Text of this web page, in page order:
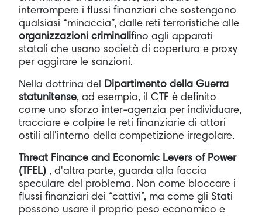
interrompere i flussi finanziari che sostengono
qualsiasi “minaccia”, dalle reti terroristiche alle
organizzazioni criminalifino agli apparati
statali che usano società di copertura e proxy
per aggirare le sanzioni.
Nella dottrina del
Dipartimento della Guerra
statunitense, ad esempio, il CTF è definito
come uno sforzo inter-agenzia per individuare,
tracciare e colpire le reti finanziarie di attori
ostili all'interno della competizione irregolare.
Threat Finance and Economic Levers of Power
(TFEL) , d'altra parte, guarda alla faccia
speculare del problema. Non come bloccare i
flussi finanziari dei “cattivi”, ma come gli Stati
possono usare il proprio peso economico e